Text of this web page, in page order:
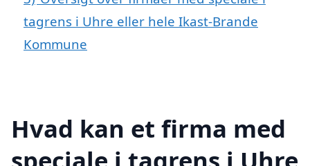
tagrens i Uhre eller hele Ikast-Brande
Kommune
Hvad kan et firma med